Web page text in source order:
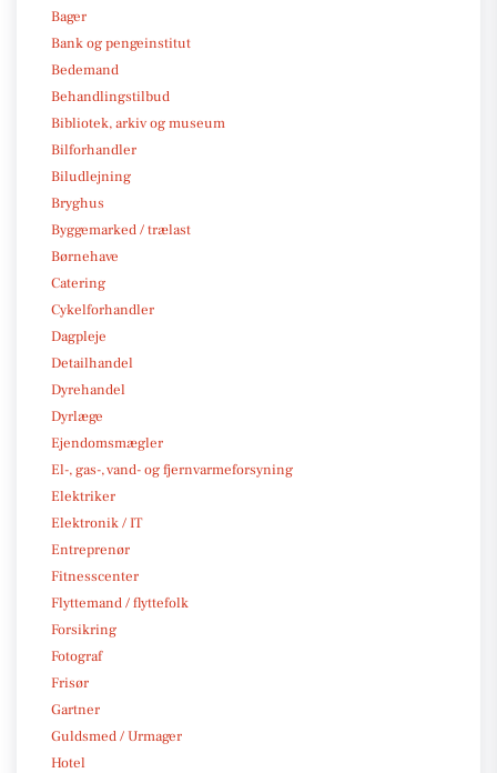
Bager
Bank og pengeinstitut
Bedemand
Behandlingstilbud
Bibliotek, arkiv og museum
Bilforhandler
Biludlejning
Bryghus
Byggemarked / trælast
Børnehave
Catering
Cykelforhandler
Dagpleje
Detailhandel
Dyrehandel
Dyrlæge
Ejendomsmægler
El-, gas-, vand- og fjernvarmeforsyning
Elektriker
Elektronik / IT
Entreprenør
Fitnesscenter
Flyttemand / flyttefolk
Forsikring
Fotograf
Frisør
Gartner
Guldsmed / Urmager
Hotel